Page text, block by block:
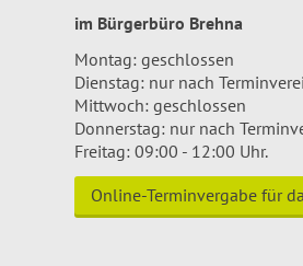
im Bürgerbüro Brehna
Montag: geschlossen
Dienstag: nur nach
Mittwoch: geschlossen
Donnerstag: nur nach
Freitag: 09:00 - 12:00 Uhr.
Online-Terminvergabe für